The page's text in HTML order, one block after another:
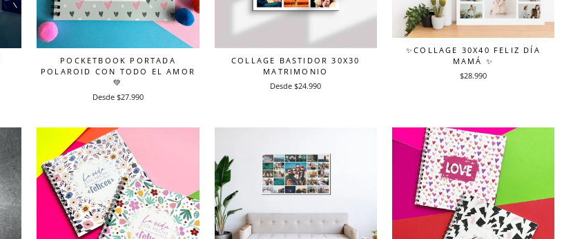
POCKETBOOK PORTADA
POLAROID CON TODO EL AMOR
💚
Desde $27.990
COLLAGE BASTIDOR 30X30
MATRIMONIO
Desde $24.990
✨COLLAGE 30X40 FELIZ DÍA
MAMÁ ✨
$28.990